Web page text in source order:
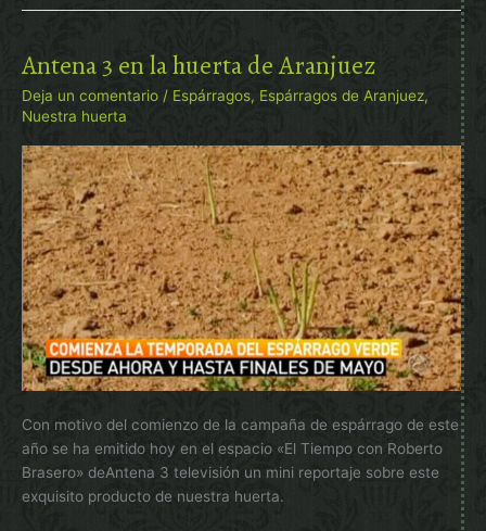
huerta
de
Aranjuez
Antena 3 en la huerta de Aranjuez
Deja un comentario / Espárragos, Espárragos de Aranjuez,
Nuestra huerta
Con motivo del comienzo de la campaña de espárrago de este
año se ha emitido hoy en el espacio «El Tiempo con Roberto
Brasero» deAntena 3 televisión un mini reportaje sobre este
exquisito producto de nuestra huerta.